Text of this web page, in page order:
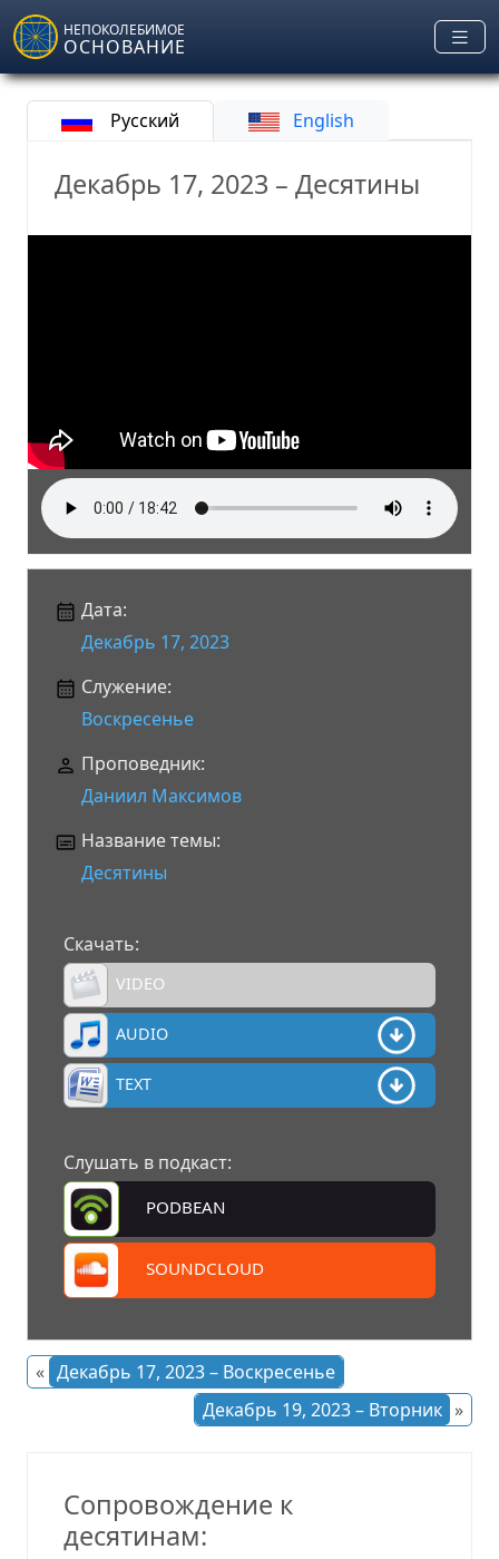
Skip to main content
НЕПОКОЛЕБИМОЕ
ОСНОВАНИЕ
Русский English
Декабрь 17, 2023 – Десятины
Дата:
Декабрь 17, 2023
Служение:
Воскресенье
Проповедник:
Даниил Максимов
Название темы:
Десятины
Скачать:
VIDEO
AUDIO
TEXT
Слушать в подкаст:
PODBEAN
SOUNDCLOUD
« Декабрь 17, 2023 – Воскресенье
Декабрь 19, 2023 – Вторник »
Сопровождение к
десятинам: